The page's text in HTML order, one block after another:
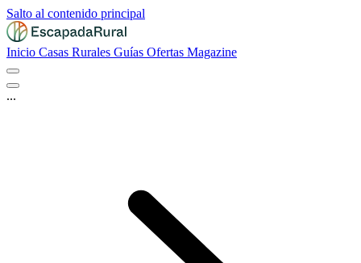
Salto al contenido principal
Inicio Casas Rurales Guías Ofertas Magazine
...